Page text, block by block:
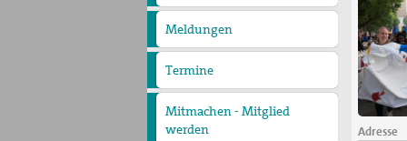
christi
Meldungen
Termine
Mitmachen - Mitglied
werden
Adresse